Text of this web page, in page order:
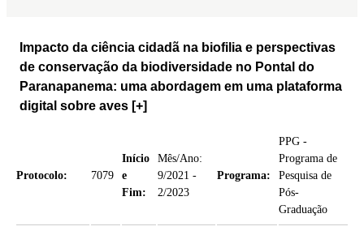
Impacto da ciência cidadã na biofilia e perspectivas
de conservação da biodiversidade no Pontal do
Paranapanema: uma abordagem em uma plataforma
digital sobre aves [+]
Protocolo: 7079
Início
e
Fim:
Mês/Ano:
9/2021 -
2/2023
Programa:
PPG -
Programa de
Pesquisa de
Pós-
Graduação